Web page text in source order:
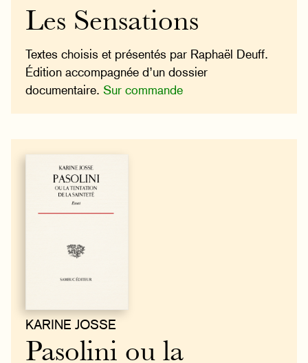
Les Sensations
Textes choisis et présentés par Raphaël Deuff.
Édition accompagnée d’un dossier
documentaire.Sur commande
KARINE JOSSE
Pasolini ou la